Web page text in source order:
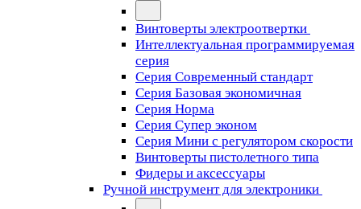
Винтоверты электроотвертки
Интеллектуальная программируемая
серия
Серия Современный стандарт
Серия Базовая экономичная
Серия Норма
Серия Cупер эконом
Серия Мини с регулятором скорости
Винтоверты пистолетного типа
Фидеры и аксессуары
Ручной инструмент для электроники